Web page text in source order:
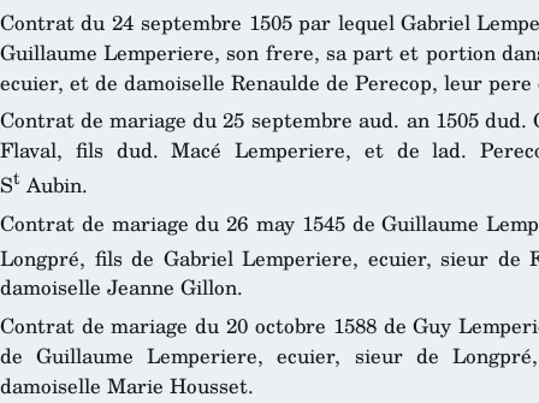
Contrat du 24 septembre 1505 par lequel Gabriel
Guillaume Lemperiere, son frere, sa part et portion
ecuier, et de damoiselle Renaulde de Perecop, leur
Contrat de mariage du 25 septembre aud. an 1505
Flaval, fils dud. Macé Lemperiere, et de lad.
StAubin.
Contrat de mariage du 26 may 1545 de Guillaume
Longpré, fils de Gabriel Lemperiere, ecuier, sieur de
damoiselle Jeanne Gillon.
Contrat de mariage du 20 octobre 1588 de Guy
de Guillaume Lemperiere, ecuier, sieur de
damoiselle Marie Housset.